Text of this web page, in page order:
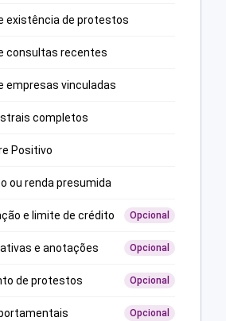
existência de protestos
consultas recentes
empresas vinculadas
completos
Positivo
ou renda presumida
e limite de crédito Opcional
e anotações Opcional
de protestos Opcional
Opcional